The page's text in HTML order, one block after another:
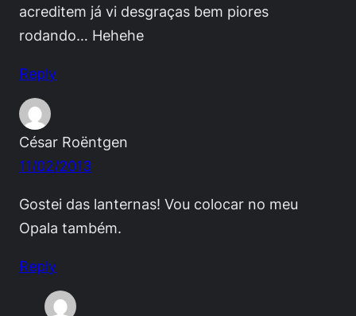
acreditem já vi desgraças bem piores
rodando… Hehehe
Reply
César Roëntgen
11/02/2013
Gostei das lanternas! Vou colocar no meu
Opala também.
Reply